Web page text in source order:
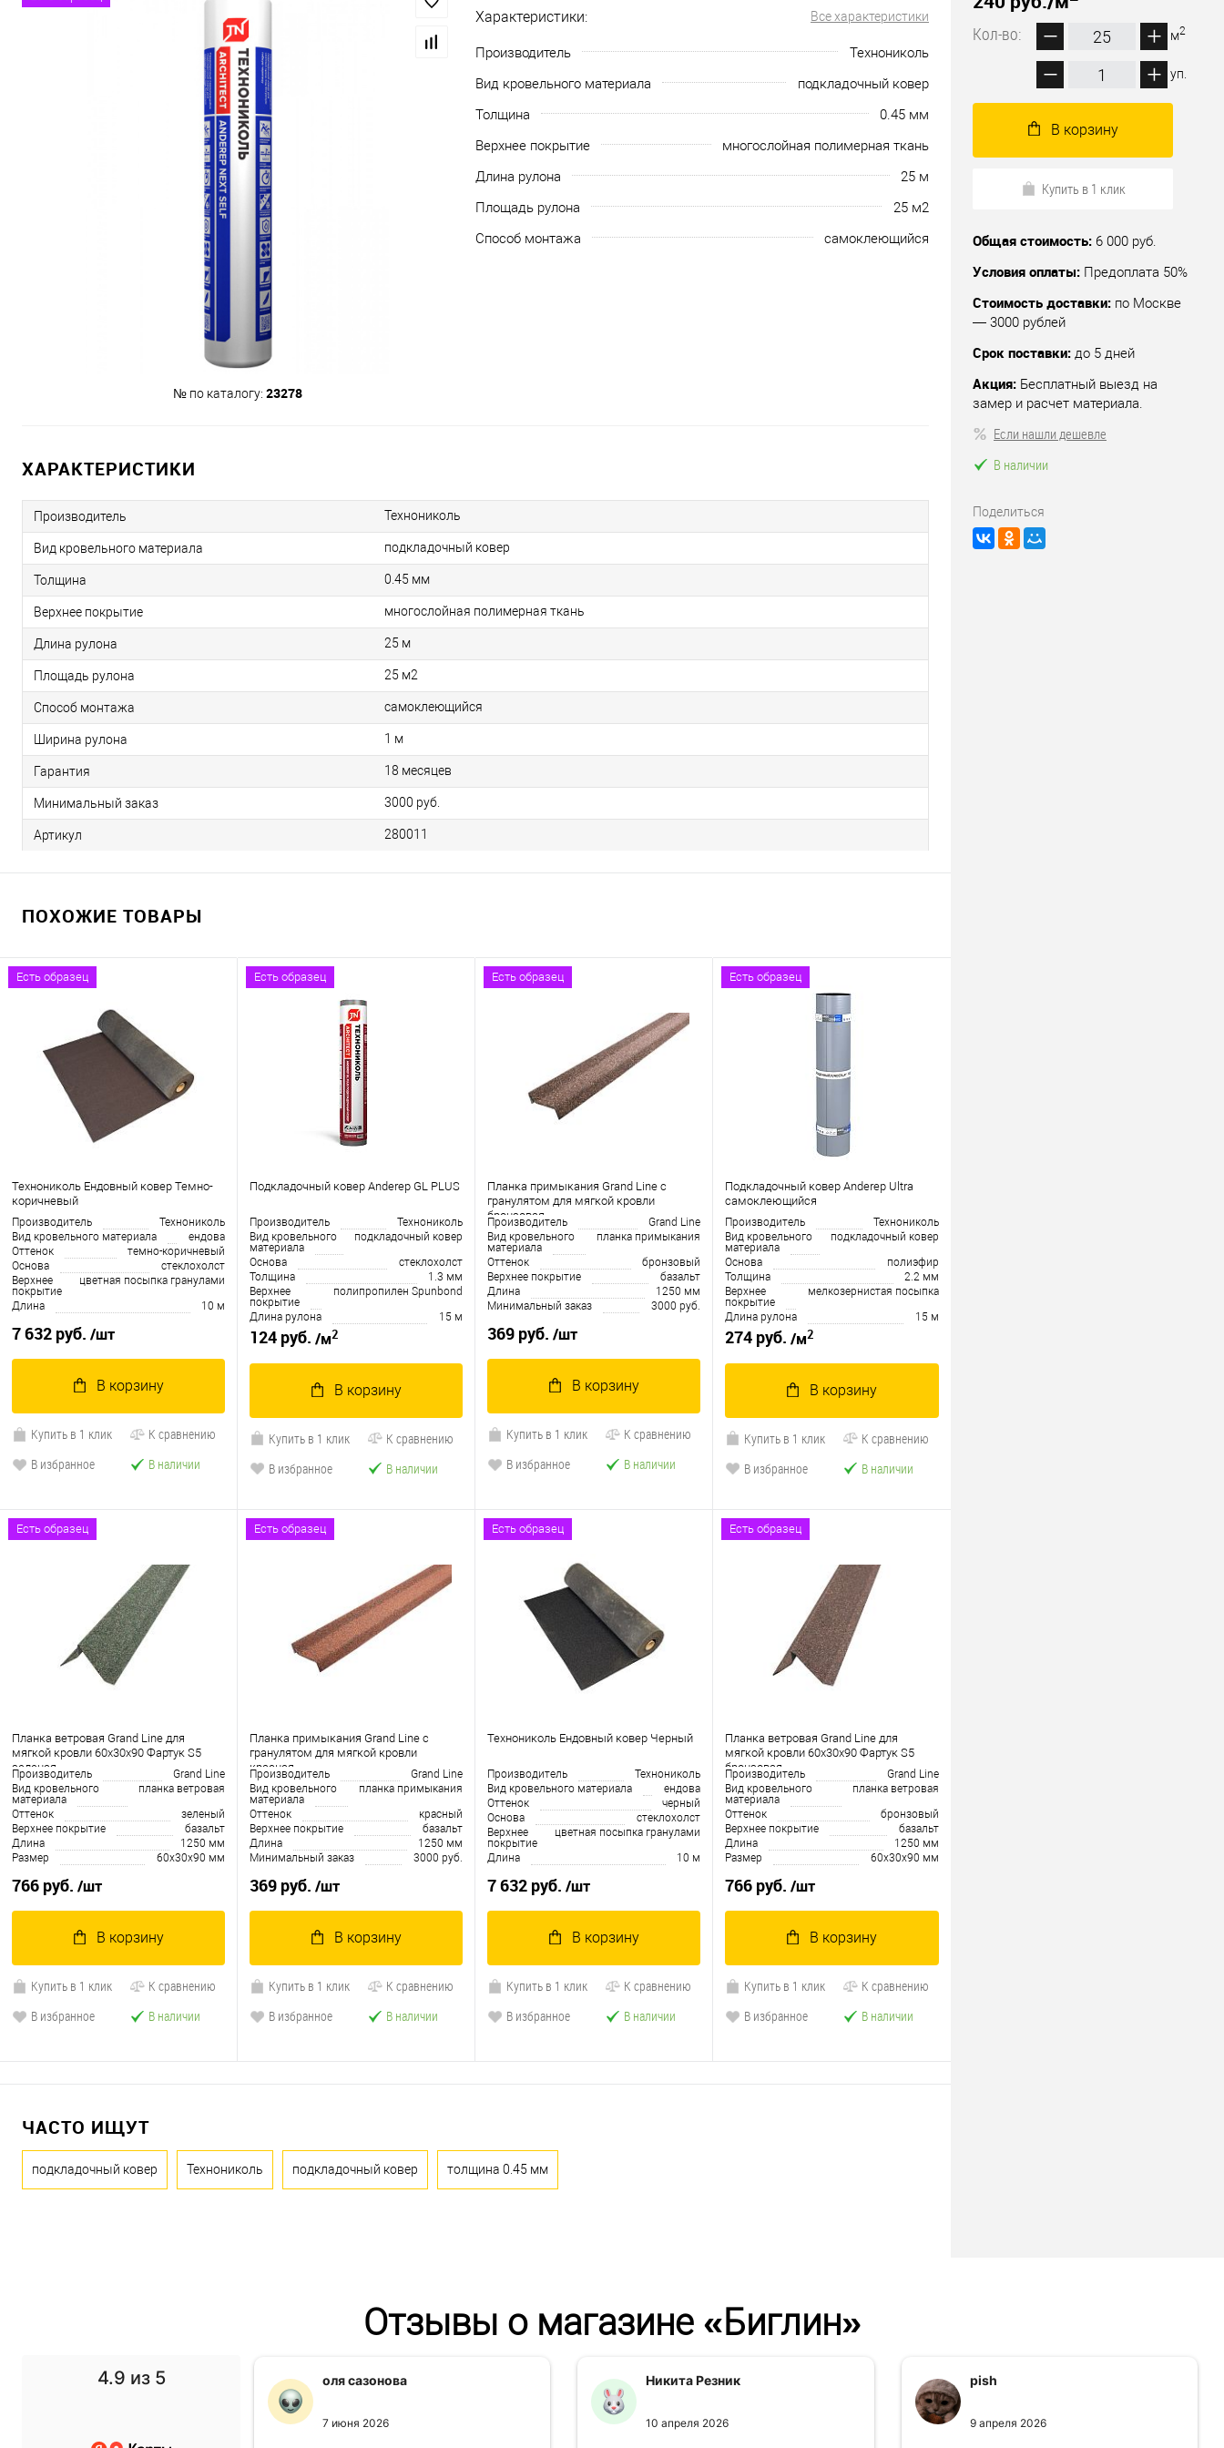
№ по каталогу: 23278
Характеристики: Все характеристики
Производитель
Технониколь
Вид кровельного материала
подкладочный ковер
Толщина
0.45 мм
Верхнее покрытие
многослойная полимерная ткань
Длина рулона
25 м
Площадь рулона
25 м2
Способ монтажа
cамоклеющийся
ХАРАКТЕРИСТИКИ
Производитель Технониколь
Вид кровельного материала подкладочный ковер
Толщина 0.45 мм
Верхнее покрытие многослойная полимерная ткань
Длина рулона 25 м
Площадь рулона 25 м2
Способ монтажа cамоклеющийся
Ширина рулона 1 м
Гарантия 18 месяцев
Минимальный заказ 3000 руб.
Артикул 280011
ПОХОЖИЕ ТОВАРЫ
Есть образец
Технониколь Ендовный ковер Темно-
коричневый
Производитель
Технониколь
Вид кровельного материала
ендова
Оттенок
темно-коричневый
Основа
cтеклохолст
Верхнее
покрытие
цветная посыпка гранулами
Длина
10 м
7 632 руб. /шт
В корзину
Купить в 1 клик
К сравнению
В избранное
В наличии
Есть образец
Подкладочный ковер Anderep GL PLUS
Производитель
Технониколь
Вид кровельного
материала
подкладочный ковер
Основа
стеклохолст
Толщина
1.3 мм
Верхнее
покрытие
полипропилен Spunbond
Длина рулона
15 м
124 руб. /м2
В корзину
Купить в 1 клик
К сравнению
В избранное
В наличии
Есть образец
Планка примыкания Grand Line c
гранулятом для мягкой кровли
бронзовая
Производитель
Grand Line
Вид кровельного
материала
планка примыкания
Оттенок
бронзовый
Верхнее покрытие
базальт
Длина
1250 мм
Минимальный заказ
3000 руб.
369 руб. /шт
В корзину
Купить в 1 клик
К сравнению
В избранное
В наличии
Есть образец
Подкладочный ковер Anderep Ultra
самоклеющийся
Производитель
Технониколь
Вид кровельного
материала
подкладочный ковер
Основа
полиэфир
Толщина
2.2 мм
Верхнее
покрытие
мелкозернистая посыпка
Длина рулона
15 м
274 руб. /м2
В корзину
Купить в 1 клик
К сравнению
В избранное
В наличии
Есть образец
Планка ветровая Grand Line для
мягкой кровли 60x30x90 Фартук S5
зеленая
Производитель
Grand Line
Вид кровельного
материала
планка ветровая
Оттенок
зеленый
Верхнее покрытие
базальт
Длина
1250 мм
Размер
60х30х90 мм
766 руб. /шт
В корзину
Купить в 1 клик
К сравнению
В избранное
В наличии
Есть образец
Планка примыкания Grand Line c
гранулятом для мягкой кровли
красная
Производитель
Grand Line
Вид кровельного
материала
планка примыкания
Оттенок
красный
Верхнее покрытие
базальт
Длина
1250 мм
Минимальный заказ
3000 руб.
369 руб. /шт
В корзину
Купить в 1 клик
К сравнению
В избранное
В наличии
Есть образец
Технониколь Ендовный ковер Черный
Производитель
Технониколь
Вид кровельного материала
ендова
Оттенок
черный
Основа
cтеклохолст
Верхнее
покрытие
цветная посыпка гранулами
Длина
10 м
7 632 руб. /шт
В корзину
Купить в 1 клик
К сравнению
В избранное
В наличии
Есть образец
Планка ветровая Grand Line для
мягкой кровли 60x30x90 Фартук S5
бронзовая
Производитель
Grand Line
Вид кровельного
материала
планка ветровая
Оттенок
бронзовый
Верхнее покрытие
базальт
Длина
1250 мм
Размер
60х30х90 мм
766 руб. /шт
В корзину
Купить в 1 клик
К сравнению
В избранное
В наличии
ЧАСТО ИЩУТ
подкладочный ковер Технониколь подкладочный ковер толщина 0.45 мм
Кол-во:
м2
уп.
В корзину
Купить в 1 клик
Общая стоимость: 6 000 руб.
Условия оплаты: Предоплата 50%
Стоимость доставки: по Москве
— 3000 рублей
Срок поставки: до 5 дней
Акция: Бесплатный выезд на
замер и расчет материала.
Если нашли дешевле
В наличии
Поделиться
Отзывы о магазине «Биглин»
4.9 из 5 оля сазонова
7 июня 2026
Никита Резник
10 апреля 2026
pish
9 апреля 2026